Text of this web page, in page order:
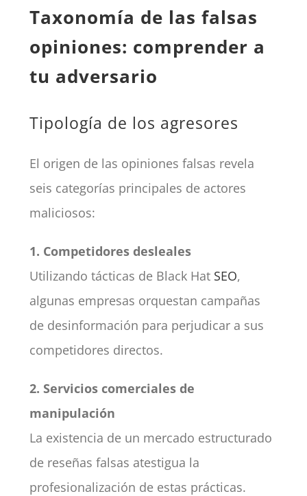
Taxonomía de las falsas
opiniones: comprender a
tu adversario
Tipología de los agresores
El origen de las opiniones falsas revela
seis categorías principales de actores
maliciosos:
1. Competidores desleales
Utilizando tácticas de Black Hat SEO,
algunas empresas orquestan campañas
de desinformación para perjudicar a sus
competidores directos.
2. Servicios comerciales de
manipulación
La existencia de un mercado estructurado
de reseñas falsas atestigua la
profesionalización de estas prácticas.